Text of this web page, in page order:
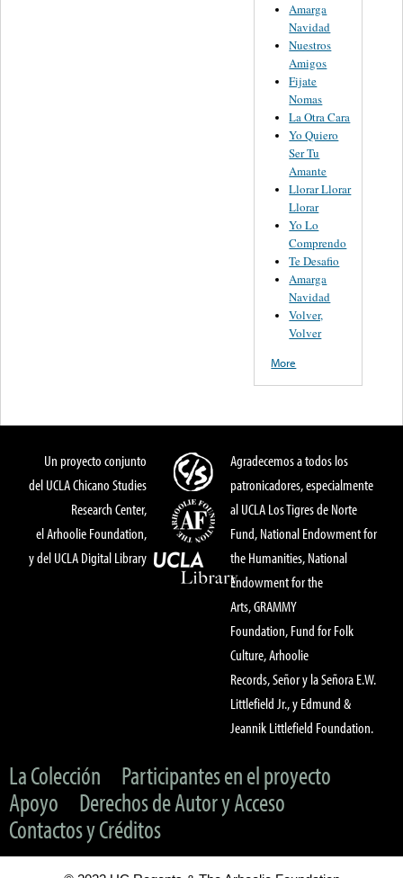
Amarga
Navidad
Nuestros
Amigos
Fijate
Nomas
La Otra Cara
Yo Quiero
Ser Tu
Amante
Llorar Llorar
Llorar
Yo Lo
Comprendo
Te Desafio
Amarga
Navidad
Volver,
Volver
More
Un proyecto conjunto
del UCLA Chicano Studies
Research Center,
el Arhoolie Foundation,
y del UCLA Digital Library
Agradecemos a todos los
patronicadores, especialmente
al UCLA Los Tigres de Norte
Fund, National Endowment for
the Humanities, National
Endowment for the
Arts, GRAMMY
Foundation, Fund for Folk
Culture, Arhoolie
Records, Señor y la Señora E.W.
Littlefield Jr., y Edmund &
Jeannik Littlefield Foundation.
La Colección
Participantes en el proyecto
Apoyo
Derechos de Autor y Acceso
Contactos y Créditos